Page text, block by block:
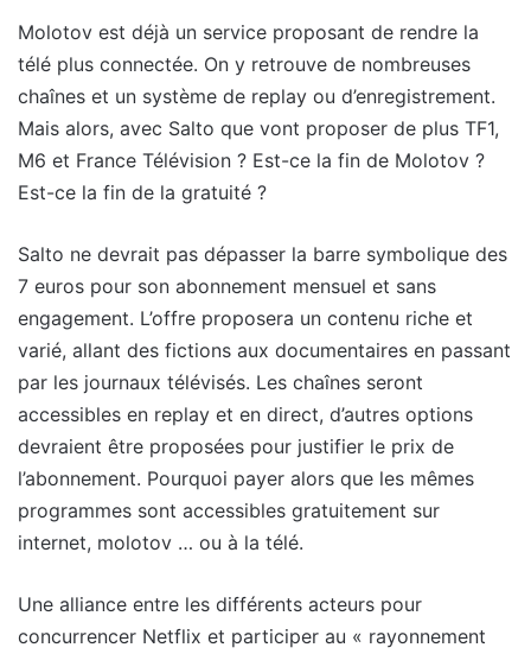
Molotov est déjà un service proposant de rendre la
télé plus connectée. On y retrouve de nombreuses
chaînes et un système de replay ou d’enregistrement.
Mais alors, avec Salto que vont proposer de plus TF1,
M6 et France Télévision ? Est-ce la fin de Molotov ?
Est-ce la fin de la gratuité ?
Salto ne devrait pas dépasser la barre symbolique des
7 euros pour son abonnement mensuel et sans
engagement. L’offre proposera un contenu riche et
varié, allant des fictions aux documentaires en passant
par les journaux télévisés. Les chaînes seront
accessibles en replay et en direct, d’autres options
devraient être proposées pour justifier le prix de
l’abonnement. Pourquoi payer alors que les mêmes
programmes sont accessibles gratuitement sur
internet, molotov … ou à la télé.
Une alliance entre les différents acteurs pour
concurrencer Netflix et participer au « rayonnement